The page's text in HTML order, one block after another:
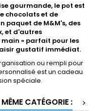
gourmande, le pot est
chocolats et de
paquet de M&M's, des
et d'autres
main » parfait pour les
gustatif immédiat.
ou rempli pour
est un cadeau
spéciale.
CATÉGORIE :
>